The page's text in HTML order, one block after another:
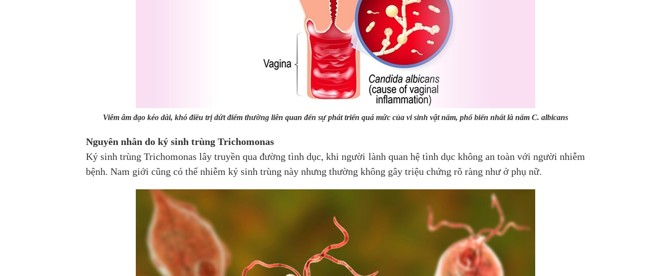
Viêm âm đạo kéo dài, khó điều trị dứt điểm thường liên quan đến sự phát triển quá mức của vi sinh vật nấm, phổ biến nhất là nấm C. albicans
Nguyên nhân do ký sinh trùng Trichomonas
Ký sinh trùng Trichomonas lây truyền qua đường tình dục, khi người lành quan hệ tình dục không an toàn với người nhiễm
bệnh. Nam giới cũng có thể nhiễm ký sinh trùng này nhưng thường không gây triệu chứng rõ ràng như ở phụ nữ.